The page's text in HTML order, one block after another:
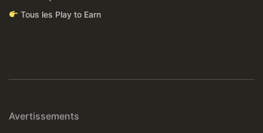
Tous les Play to Earn
Avertissements